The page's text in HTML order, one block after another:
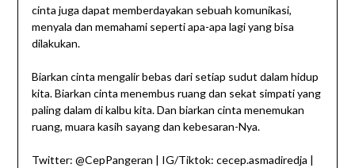
cinta juga dapat memberdayakan sebuah komunikasi,
menyala dan memahami seperti apa-apa lagi yang bisa
dilakukan.
Biarkan cinta mengalir bebas dari setiap sudut dalam hidup
kita. Biarkan cinta menembus ruang dan sekat simpati yang
paling dalam di kalbu kita. Dan biarkan cinta menemukan
ruang, muara kasih sayang dan kebesaran-Nya.
Twitter: @CepPangeran | IG/Tiktok: cecep.asmadiredja |